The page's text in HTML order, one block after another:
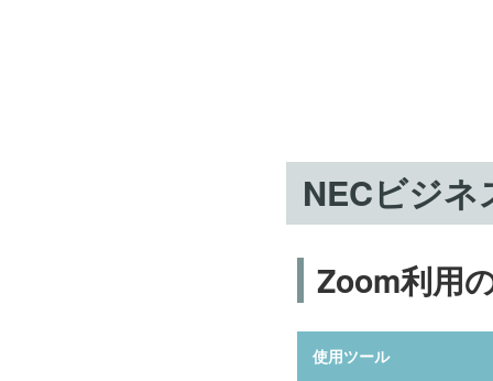
NECビジ
Zoom利用
使用ツール